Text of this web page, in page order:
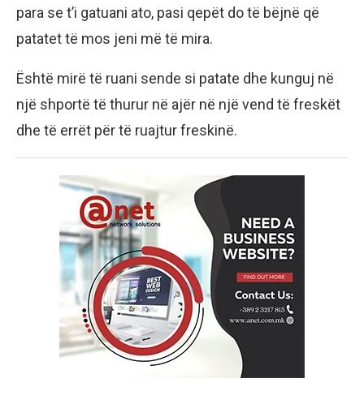
para se t’i gatuani ato, pasi qepët do të bëjnë që
patatet të mos jeni më të mira.
Është mirë të ruani sende si patate dhe kunguj në
një shportë të thurur në ajër në një vend të freskët
dhe të errët për të ruajtur freskinë.